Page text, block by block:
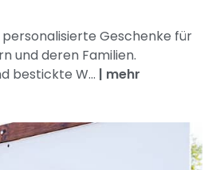
Geschenke für
und deren Familien.
bestickte W... | mehr